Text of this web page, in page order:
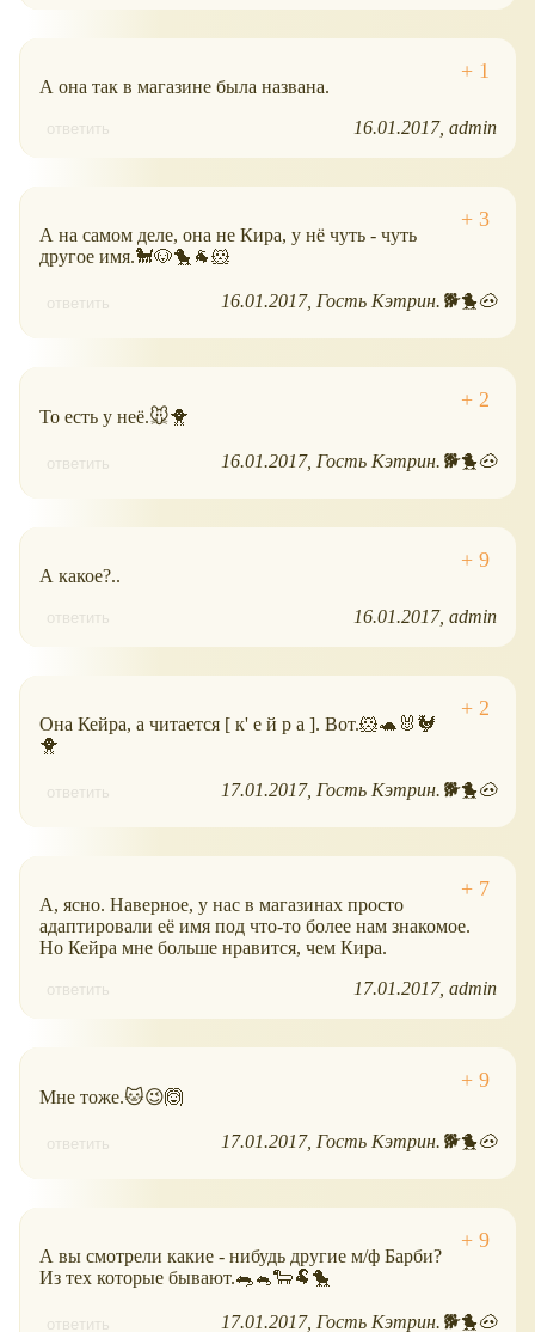
А она так в магазине была названа.
ответить 16.01.2017 admin
А на самом деле, она не Кира, у нё чуть - чуть
другое имя.🐩🐶🐤🐐🐹
ответить 16.01.2017 Гость Кэтрин.🐕🐤🐽
То есть у неё.🐭🐥
ответить 16.01.2017 Гость Кэтрин.🐕🐤🐽
А какое?..
ответить 16.01.2017 admin
Она Кейра, а читается [ к' е й р а ]. Вот.🐹🐢🐰🐓
🐥
ответить 17.01.2017 Гость Кэтрин.🐕🐤🐽
А, ясно. Наверное, у нас в магазинах просто
адаптировали её имя под что-то более нам знакомое.
Но Кейра мне больше нравится, чем Кира.
ответить 17.01.2017 admin
Мне тоже.🐱😉🙆
ответить 17.01.2017 Гость Кэтрин.🐕🐤🐽
А вы смотрели какие - нибудь другие м/ф Барби?
Из тех которые бывают.🐀🐁🐑🐏🐤
ответить 17.01.2017 Гость Кэтрин.🐕🐤🐽